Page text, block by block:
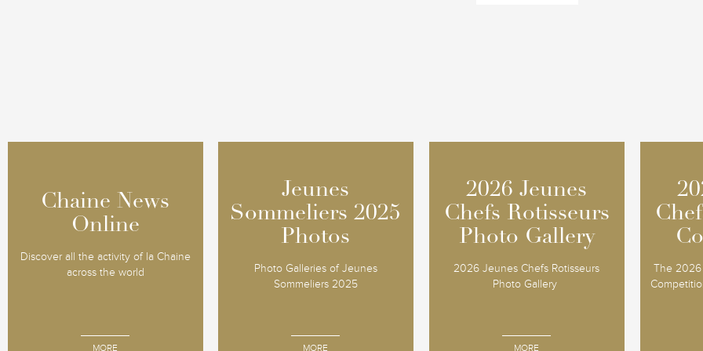
Chaine News
Online
Discover all the activity of la Chaine
across the world
MORE
Chaine News
Online
Jeunes
Sommeliers 2025
Photos
Photo Galleries of Jeunes
Sommeliers 2025
MORE
Jeunes
Sommeliers 2025
Photos
2026 Jeunes
Chefs Rotisseurs
Photo Gallery
2026 Jeunes Chefs Rotisseurs
Photo Gallery
MORE
2026 Jeunes
Chefs Rotisseurs
Photo Gallery
The 2026